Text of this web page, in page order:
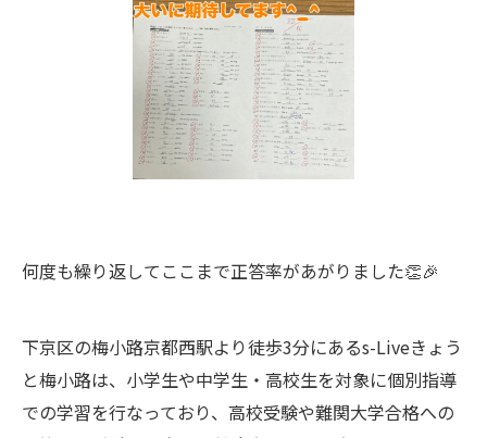
何度も繰り返してここまで正答率があがりました👏🎉
下京区の梅小路京都西駅より徒歩3分にあるs-Liveきょう
と梅小路は、小学生や中学生・高校生を対象に個別指導
での学習を行なっており、高校受験や難関大学合格への